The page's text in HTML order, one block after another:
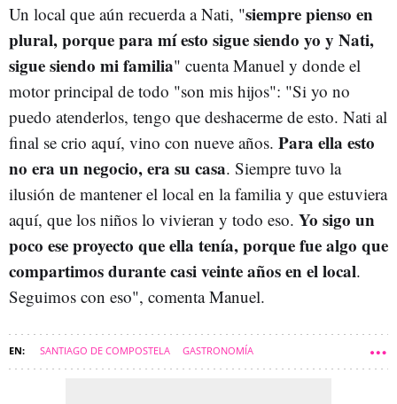
Un local que aún recuerda a Nati, "siempre pienso en
plural, porque para mí esto sigue siendo yo y Nati,
sigue siendo mi familia" cuenta Manuel y donde el
motor principal de todo "son mis hijos": "Si yo no
puedo atenderlos, tengo que deshacerme de esto. Nati al
final se crio aquí, vino con nueve años. Para ella esto
no era un negocio, era su casa. Siempre tuvo la
ilusión de mantener el local en la familia y que estuviera
aquí, que los niños lo vivieran y todo eso. Yo sigo un
poco ese proyecto que ella tenía, porque fue algo que
compartimos durante casi veinte años en el local.
Seguimos con eso", comenta Manuel.
SANTIAGO DE COMPOSTELA GASTRONOMÍA